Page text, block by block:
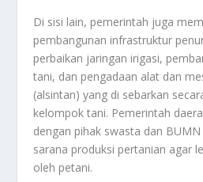
Di sisi lain, pemerintah juga
pembangunan infrastruktur
perbaikan jaringan irigasi,
tani, dan pengadaan alat dan
(alsintan) yang di sebarkan
kelompok tani. Pemerintah
dengan pihak swasta dan
sarana produksi pertanian agar
oleh petani.